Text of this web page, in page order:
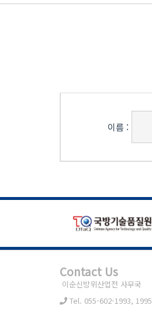
이름 :
Contact Us
이순신방위산업전 사무국
Tel. 055-602-1993, 1995